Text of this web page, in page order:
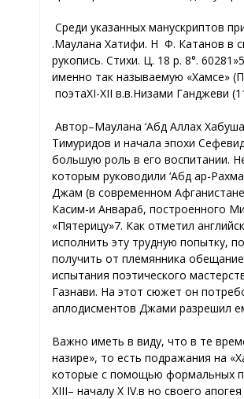
Среди указанных манускриптов
Маулана Хатифи. Н. Ф. Катанов в
рукопись. Стихи. Ц. 18 р. 8°. 60281»5
именно так называемую «Хамсе»
поэтаXI-XII в в.
Автор–Маулана ‘Абд Аллах
Тимуридов и начала эпохи
большую роль в его воспитании.
которым руководили ‘Абд ар-
Джам (в современном
Касим-и Анвара6, построенного
«Пятерицу»7. Как отметил
исполнить эту трудную попытку,
получить от племянника
испытания поэтического
Газнави. На этот сюжет он
аплодисментов Джами разрешил
Важно иметь в виду, что в те
которые с помощью формальных
ХIII– IV